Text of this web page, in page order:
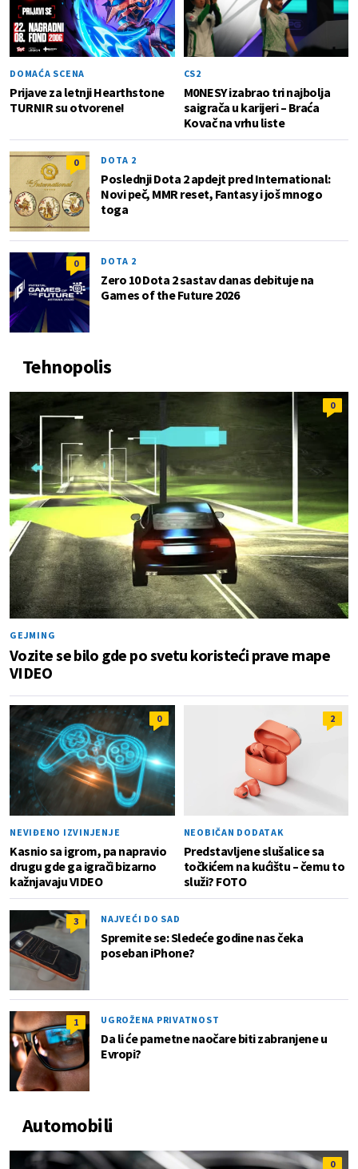
DOMAĆA SCENA
Prijave za letnji Hearthstone
TURNIR su otvorene!
CS2
M0NESY izabrao tri najbolja
saigrača u karijeri – Braća
Kovač na vrhu liste
0 DOTA 2
Poslednji Dota 2 apdejt pred International:
Novi peč, MMR reset, Fantasy i još mnogo
toga
0 DOTA 2
Zero 10 Dota 2 sastav danas debituje na
Games of the Future 2026
Tehnopolis
0
GEJMING
Vozite se bilo gde po svetu koristeći prave mape
VIDEO
0
NEVIĐENO IZVINJENJE
Kasnio sa igrom, pa napravio
drugu gde ga igrači bizarno
kažnjavaju VIDEO
2
NEOBIČAN DODATAK
Predstavljene slušalice sa
točkićem na kućištu – čemu to
služi? FOTO
3 NAJVEĆI DO SAD
Spremite se: Sledeće godine nas čeka
poseban iPhone?
1 UGROŽENA PRIVATNOST
Da li će pametne naočare biti zabranjene u
Evropi?
Automobili
0